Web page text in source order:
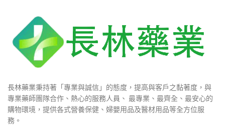
長林藥業秉持著「專業與誠信」的態度，提高與客戶之黏著度，與
專業藥師團隊合作、熱心的服務人員、 最專業、最齊全、最安心的
購物環境，提供各式營養保健、婦嬰用品及醫材用品等全方位服
務。